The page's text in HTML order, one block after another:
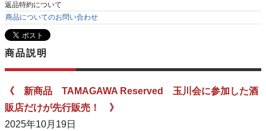
返品特約について
商品についてのお問い合わせ
商品説明
《 新商品 TAMAGAWA Reserved 玉川会に参加した酒
販店だけが先行販売！ 》
2025年10月19日